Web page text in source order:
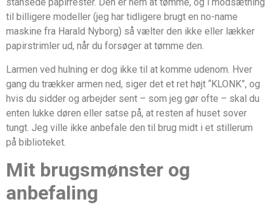
til billigere modeller (jeg har tidligere brugt en no-name
maskine fra Harald Nyborg) så vælter den ikke eller lækker
papirstrimler ud, når du forsøger at tømme den.
Larmen ved hulning er dog ikke til at komme udenom. Hver
gang du trækker armen ned, siger det et ret højt “KLONK”, og
hvis du sidder og arbejder sent – som jeg gør ofte – skal du
enten lukke døren eller satse på, at resten af huset sover
tungt. Jeg ville ikke anbefale den til brug midt i et stillerum
på biblioteket.
Mit brugsmønster og
anbefaling